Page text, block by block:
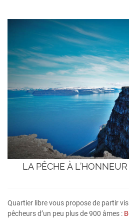
LA PÊCHE À
Quartier libre vous propose de partir
pêcheurs d’un peu plus de 900 âmes :